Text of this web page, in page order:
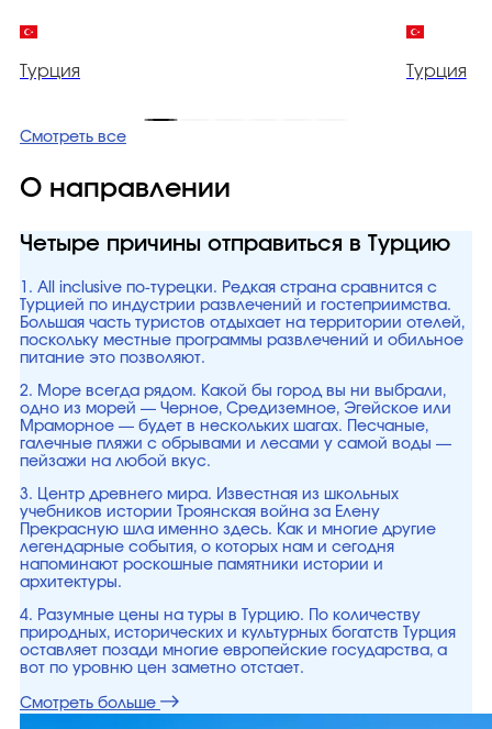
Турция Турция
Смотреть все
О направлении
Четыре причины отправиться в Турцию
1. All inclusive по-турецки. Редкая страна сравнится с
Турцией по индустрии развлечений и гостеприимства.
Большая часть туристов отдыхает на территории отелей,
поскольку местные программы развлечений и обильное
питание это позволяют.
2. Море всегда рядом. Какой бы город вы ни выбрали,
одно из морей — Черное, Средиземное, Эгейское или
Мраморное — будет в нескольких шагах. Песчаные,
галечные пляжи с обрывами и лесами у самой воды —
пейзажи на любой вкус.
3. Центр древнего мира. Известная из школьных
учебников истории Троянская война за Елену
Прекрасную шла именно здесь. Как и многие другие
легендарные события, о которых нам и сегодня
напоминают роскошные памятники истории и
архитектуры.
4. Разумные цены на туры в Турцию. По количеству
природных, исторических и культурных богатств Турция
оставляет позади многие европейские государства, а
вот по уровню цен заметно отстает.
Смотреть больше